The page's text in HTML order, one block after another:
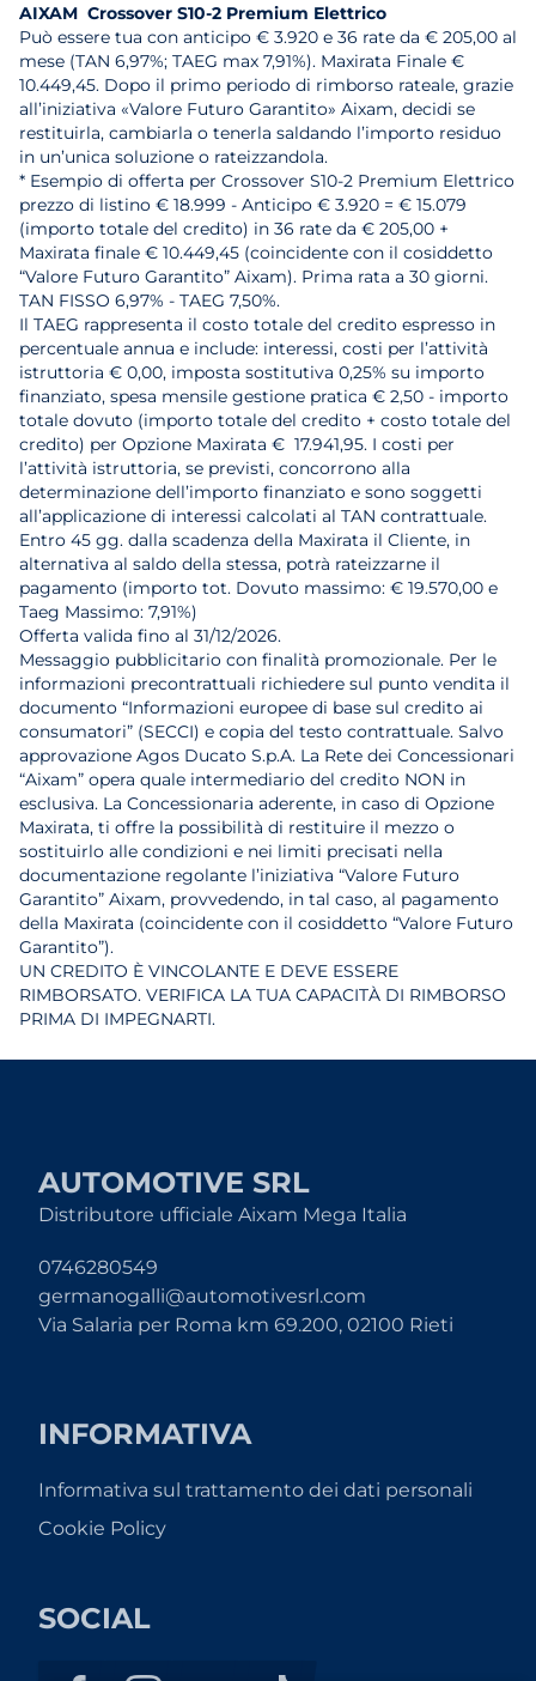
AIXAM Crossover S10-2 Premium Elettrico
Può essere tua con anticipo € 3.920 e 36 rate da € 205,00 al
mese (TAN 6,97%; TAEG max 7,91%). Maxirata Finale €
10.449,45. Dopo il primo periodo di rimborso rateale, grazie
all’iniziativa «Valore Futuro Garantito» Aixam, decidi se
restituirla, cambiarla o tenerla saldando l’importo residuo
in un’unica soluzione o rateizzandola.
* Esempio di offerta per Crossover S10-2 Premium Elettrico
prezzo di listino € 18.999 - Anticipo € 3.920 = € 15.079
(importo totale del credito) in 36 rate da € 205,00 +
Maxirata finale € 10.449,45 (coincidente con il cosiddetto
“Valore Futuro Garantito” Aixam). Prima rata a 30 giorni.
TAN FISSO 6,97% - TAEG 7,50%.
Il TAEG rappresenta il costo totale del credito espresso in
percentuale annua e include: interessi, costi per l’attività
istruttoria € 0,00, imposta sostitutiva 0,25% su importo
finanziato, spesa mensile gestione pratica € 2,50 - importo
totale dovuto (importo totale del credito + costo totale del
credito) per Opzione Maxirata € 17.941,95. I costi per
l’attività istruttoria, se previsti, concorrono alla
determinazione dell’importo finanziato e sono soggetti
all’applicazione di interessi calcolati al TAN contrattuale.
Entro 45 gg. dalla scadenza della Maxirata il Cliente, in
alternativa al saldo della stessa, potrà rateizzarne il
pagamento (importo tot. Dovuto massimo: € 19.570,00 e
Taeg Massimo: 7,91%)
Offerta valida fino al 31/12/2026.
Messaggio pubblicitario con finalità promozionale. Per le
informazioni precontrattuali richiedere sul punto vendita il
documento “Informazioni europee di base sul credito ai
consumatori” (SECCI) e copia del testo contrattuale. Salvo
approvazione Agos Ducato S.p.A. La Rete dei Concessionari
“Aixam” opera quale intermediario del credito NON in
esclusiva. La Concessionaria aderente, in caso di Opzione
Maxirata, ti offre la possibilità di restituire il mezzo o
sostituirlo alle condizioni e nei limiti precisati nella
documentazione regolante l’iniziativa “Valore Futuro
Garantito” Aixam, provvedendo, in tal caso, al pagamento
della Maxirata (coincidente con il cosiddetto “Valore Futuro
Garantito”).
UN CREDITO È VINCOLANTE E DEVE ESSERE
RIMBORSATO. VERIFICA LA TUA CAPACITÀ DI RIMBORSO
PRIMA DI IMPEGNARTI.
AUTOMOTIVE SRL
Distributore ufficiale Aixam Mega Italia
0746280549
germanogalli@automotivesrl.com
Via Salaria per Roma km 69.200, 02100 Rieti
INFORMATIVA
Informativa sul trattamento dei dati personali
Cookie Policy
SOCIAL